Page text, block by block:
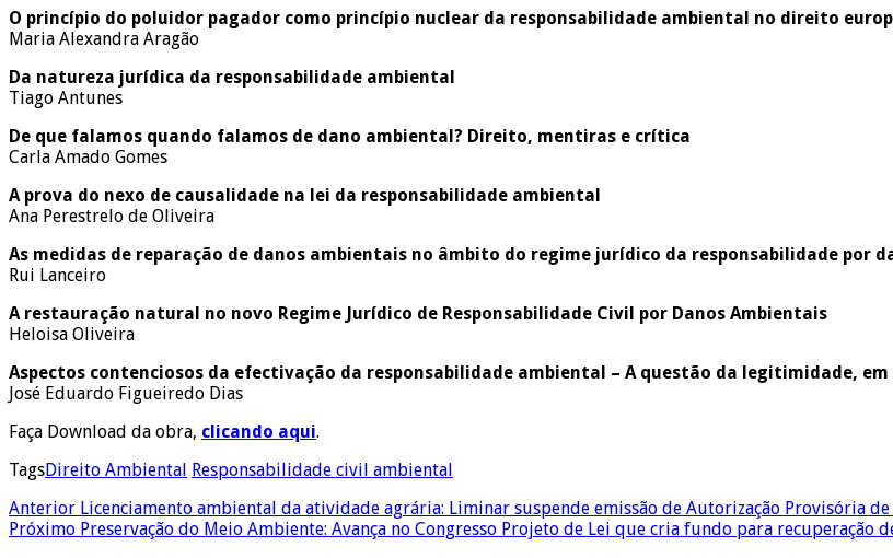
O princípio do poluidor pagador como princípio nuclear da responsabilidade ambiental no direito
Maria Alexandra Aragão
Da natureza jurídica da responsabilidade ambiental
Tiago Antunes
De que falamos quando falamos de dano ambiental? Direito, mentiras e crítica
Carla Amado Gomes
A prova do nexo de causalidade na lei da responsabilidade ambiental
Ana Perestrelo de Oliveira
As medidas de reparação de danos ambientais no âmbito do regime jurídico da responsabilidade por
Rui Lanceiro
A restauração natural no novo Regime Jurídico de Responsabilidade Civil por Danos Ambientais
Heloisa Oliveira
Aspectos contenciosos da efectivação da responsabilidade ambiental – A questão da legitimidade, em
José Eduardo Figueiredo Dias
Faça Download da obra, clicando aqui.
TagsDireito Ambiental
Responsabilidade civil ambiental
Anterior Licenciamento ambiental da atividade agrária: Liminar suspende emissão de Autorização Provisória
Próximo Preservação do Meio Ambiente: Avança no Congresso Projeto de Lei que cria fundo para recuperação